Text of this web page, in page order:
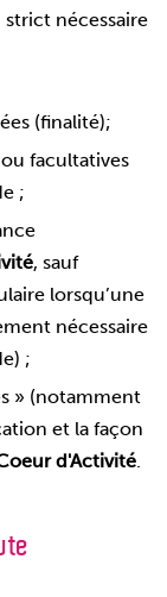
nécessaire
(finalité);
facultatives
;
, sauf
lorsqu’une
nécessaire
;
» (notamment
et la façon
d'Activité.